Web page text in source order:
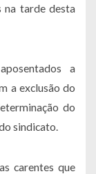
na tarde desta
a
a exclusão do
do
sindicato.
carentes que